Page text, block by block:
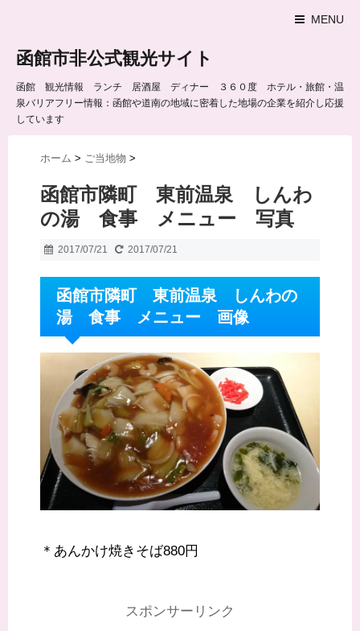
MENU
函館市非公式観光サイト
函館 観光情報 ランチ 居酒屋 ディナー ３６０度 ホテル・旅館・温
泉バリアフリー情報：函館や道南の地域に密着した地場の企業を紹介し応援
しています
ホーム > ご当地物 >
函館市隣町 東前温泉 しんわ
の湯 食事 メニュー 写真
2017/07/21 2017/07/21
函館市隣町 東前温泉 しんわの
湯 食事 メニュー 画像
＊あんかけ焼きそば880円
スポンサーリンク